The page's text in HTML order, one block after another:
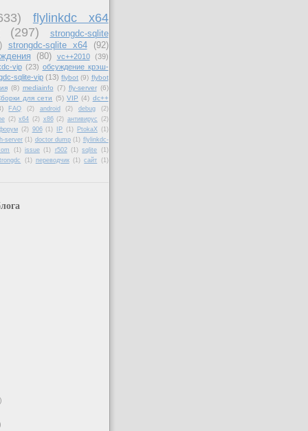
flylinkdc x64
(297)
strongdc-sqlite
strongdc-sqlite x64
(92)
(80) vc++2010
(39)
vip (23) обсуждение крэш-
sqlite-vip (13) flybot (9) flybot
(8) mediainfo (7) fly-server (6)
для сети (5) VIP (4) dc++
FAQ (2) android (2) debug
(2)
(2) x64 (2) x86 (2) антивирус (2)
(2) 906 (1) IP (1) PtokaX (1)
server (1) doctor dump (1) flylinkdc-
(1) issue (1) r502 (1) sqlite (1)
(1) переводчик (1) сайт (1)